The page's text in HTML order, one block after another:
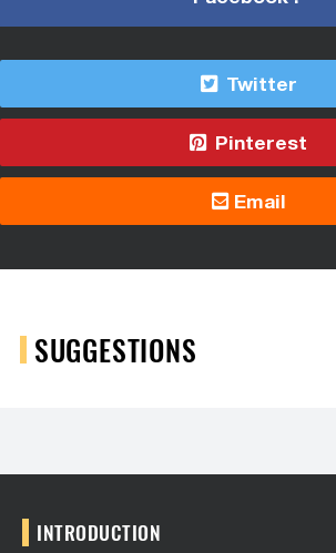
Twitter
Pinterest
Email
SUGGESTIONS
INTRODUCTION